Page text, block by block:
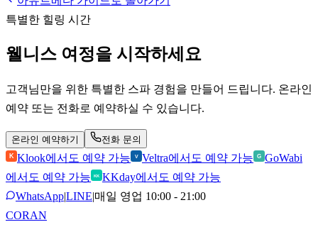
특별한 힐링 시간
웰니스 여정을 시작하세요
고객님만을 위한 특별한 스파 경험을 만들어 드립니다. 온라인
예약 또는 전화로 예약하실 수 있습니다.
온라인 예약하기 전화 문의
K Klook에서도 예약 가능 V Veltra에서도 예약 가능 G GoWabi
에서도 예약 가능
KK
KKday에서도 예약 가능
WhatsApp|LINE|매일 영업 10:00 - 21:00
CORAN